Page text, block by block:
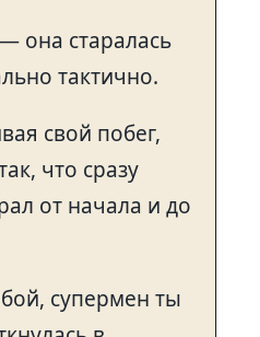
она старалась
тактично.
свой побег,
что сразу
от начала и до
супермен ты